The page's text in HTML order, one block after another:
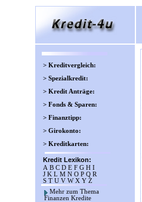
> Kreditvergleich:
> Spezialkredit:
> Kredit Anträge:
> Fonds & Sparen:
> Finanztipp:
> Girokonto:
> Kreditkarten:
Kredit Lexikon:
A B C D E F G H I
J K L M N O P Q R
S T U V WX Y Z
Mehr zum Thema
Finanzen Kredite